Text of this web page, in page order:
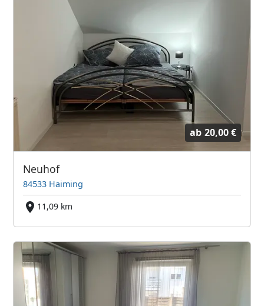
ab 20,00 €
Neuhof
84533 Haiming
11,09 km